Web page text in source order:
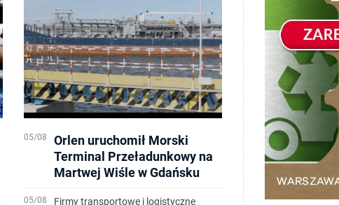
05/08
Orlen uruchomił Morski
Terminal Przeładunkowy na
Martwej Wiśle w Gdańsku
05/08 Firmy transportowe i logistyczne